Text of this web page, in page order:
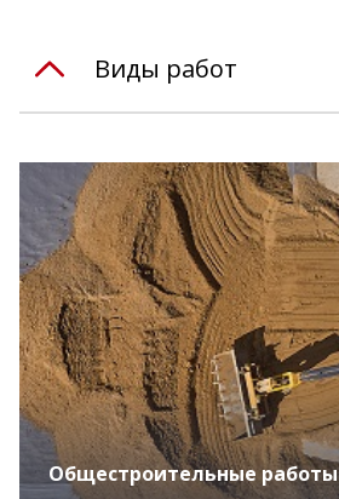
Виды работ
Общестроительные работы